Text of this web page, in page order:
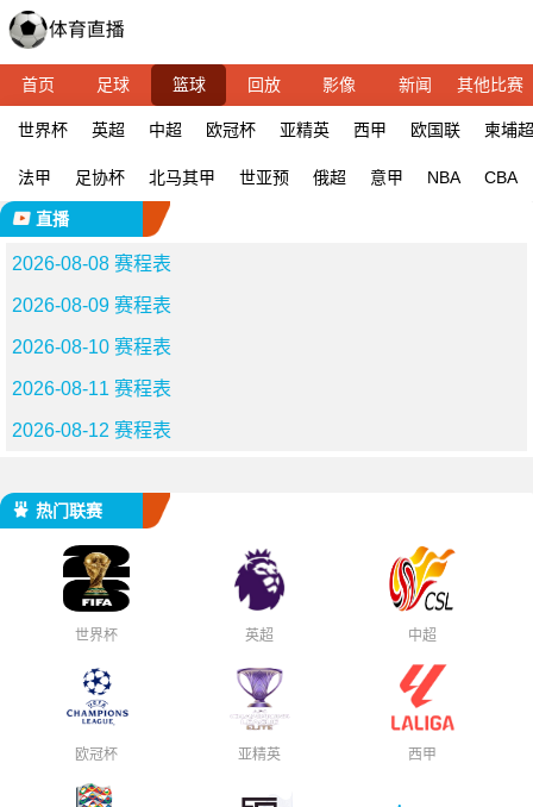
首页 足球 篮球 回放 影像 新闻 其他比赛
世界杯 英超 中超 欧冠杯 亚精英 西甲 欧国联 柬埔超
法甲 足协杯 北马其甲 世亚预 俄超 意甲 NBA CBA
直播
2026-08-08 赛程表
2026-08-09 赛程表
2026-08-10 赛程表
2026-08-11 赛程表
2026-08-12 赛程表
热门联赛
世界杯 英超 中超
欧冠杯 亚精英 西甲